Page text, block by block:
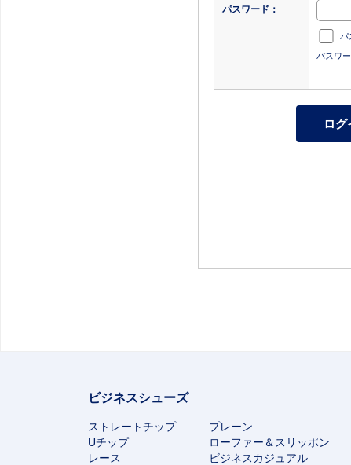
パスワード：
パ
パスワ
ビジネスシューズ
ストレートチップ
プレーン
Uチップ
ローファー＆スリッポン
レース
ビジネスカジュアル